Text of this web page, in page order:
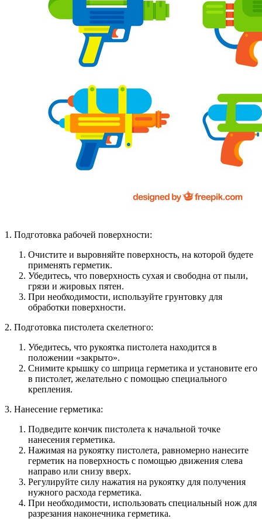
1. Подготовка рабочей поверхности:
Очистите и выровняйте поверхность, на которой будете
применять герметик.
Убедитесь, что поверхность сухая и свободна от пыли,
грязи и жировых пятен.
При необходимости, используйте грунтовку для
обработки поверхности.
2. Подготовка пистолета скелетного:
Убедитесь, что рукоятка пистолета находится в
положении «закрыто».
Снимите крышку со шприца герметика и установите его
в пистолет, желательно с помощью специального
крепления.
3. Нанесение герметика:
Подведите кончик пистолета к начальной точке
нанесения герметика.
Нажимая на рукоятку пистолета, равномерно нанесите
герметик на поверхность с помощью движения слева
направо или снизу вверх.
Регулируйте силу нажатия на рукоятку для получения
нужного расхода герметика.
При необходимости, использовать специальный нож для
разрезания наконечника герметика.